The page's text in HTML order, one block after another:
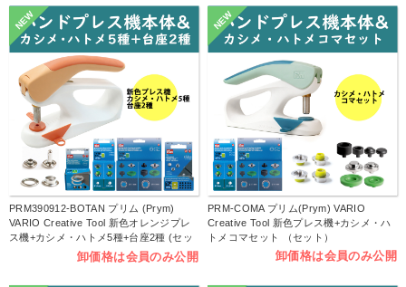
NEW
PRM390912-BOTAN プリム (Prym)
VARIO Creative Tool 新色オレンジプレ
ス機+カシメ・ハトメ5種+台座2種 (セッ
卸価格は会員のみ公開
NEW
PRM-COMA プリム(Prym) VARIO
Creative Tool 新色プレス機+カシメ・ハ
トメコマセット （セット）
卸価格は会員のみ公開